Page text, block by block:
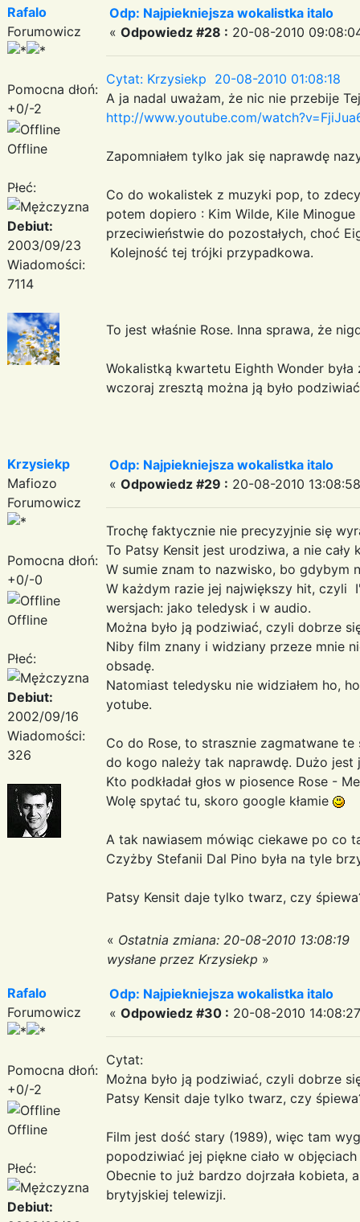
Rafalo
Forumowicz
Pomocna dłoń:
+0/-2
Offline
Płeć:
Debiut:
2003/09/23
Wiadomości:
7114
Odp: Najpiekniejsza wokalistka italo
« Odpowiedz #28 : 20-08-2010
Cytat: Krzysiekp 20-08-2010 01:08:18
A ja nadal uważam, że nic nie przebije
http://www.youtube.com/
Zapomniałem tylko jak się naprawdę
Co do wokalistek z muzyki pop, to
potem dopiero : Kim Wilde, Kile
przeciwieństwie do pozostałych, choć
Kolejność tej trójki przypadkowa.
To jest właśnie Rose. Inna sprawa, że
Wokalistką kwartetu Eighth Wonder
wczoraj zresztą można ją było
Krzysiekp
Mafiozo
Forumowicz
Pomocna dłoń:
+0/-0
Offline
Płeć:
Debiut:
2002/09/16
Wiadomości:
326
Odp: Najpiekniejsza wokalistka italo
« Odpowiedz #29 : 20-08-2010
Trochę faktycznie nie precyzyjnie się
To Patsy Kensit jest urodziwa, a nie
W sumie znam to nazwisko, bo gdybym
W każdym razie jej największy hit, czyli
wersjach: jako teledysk i w audio.
Można było ją podziwiać, czyli dobrze
Niby film znany i widziany przeze mnie
obsadę.
Natomiast teledysku nie widziałem ho,
yotube.
Co do Rose, to strasznie zagmatwane
do kogo należy tak naprawdę. Dużo
Kto podkładał głos w piosence Rose -
Wolę spytać tu, skoro google kłamie
A tak nawiasem mówiąc ciekawe po co
Czyżby Stefanii Dal Pino była na tyle
Patsy Kensit daje tylko twarz, czy
« Ostatnia zmiana: 20-08-2010 13:08:19
wysłane przez Krzysiekp »
Rafalo
Forumowicz
Pomocna dłoń:
+0/-2
Offline
Płeć:
Debiut:
Odp: Najpiekniejsza wokalistka italo
« Odpowiedz #30 : 20-08-2010
Cytat:
Można było ją podziwiać, czyli dobrze
Patsy Kensit daje tylko twarz, czy
Film jest dość stary (1989), więc tam
popodziwiać jej piękne ciało w
Obecnie to już bardzo dojrzała kobieta,
brytyjskiej telewizji.